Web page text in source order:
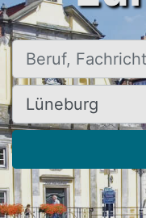
Beruf, Fachrichtung,
Ort, Stadt